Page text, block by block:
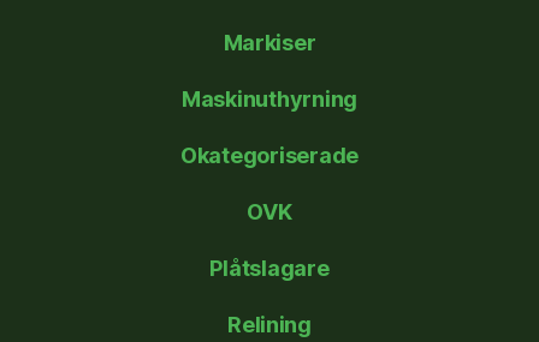
Markiser
Maskinuthyrning
Okategoriserade
OVK
Plåtslagare
Relining